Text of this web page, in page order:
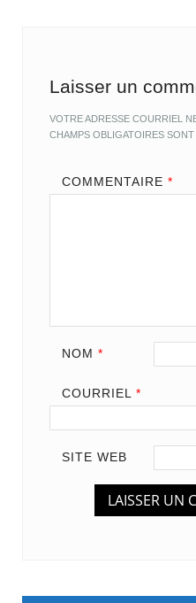
Laisser un
VOTRE ADRESSE COURRIEL
CHAMPS OBLIGATOIRES
COMMENTAIRE *
NOM *
COURRIEL *
SITE WEB